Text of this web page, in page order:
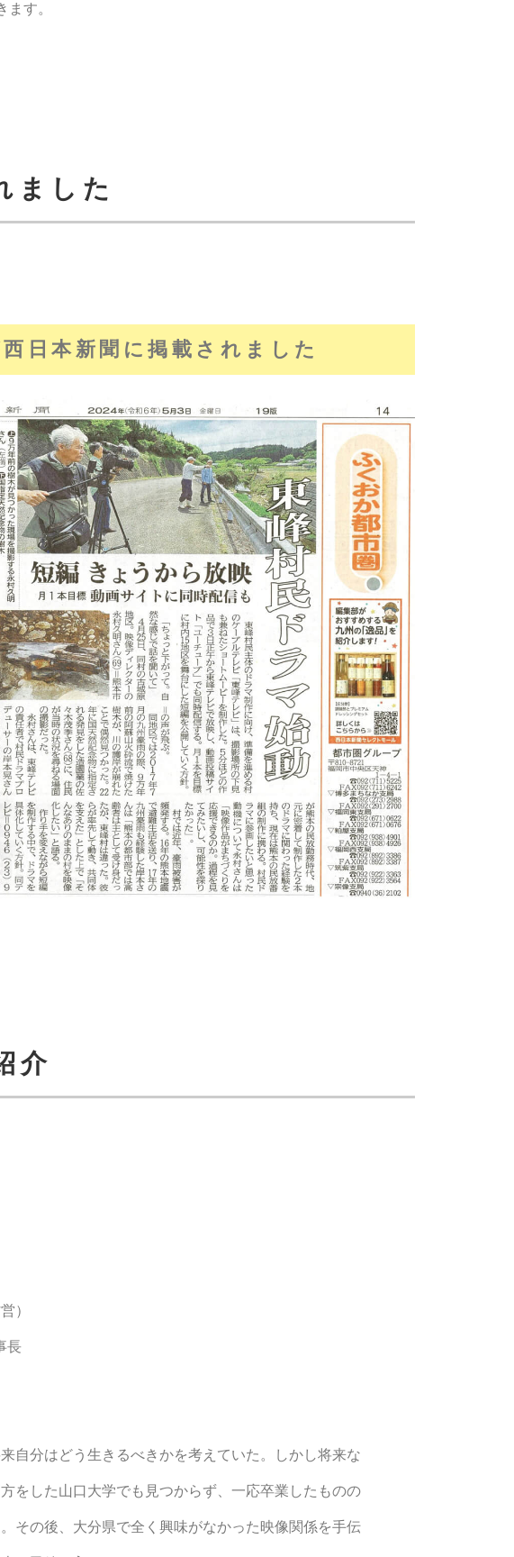
す。
ました
日本新聞に掲載されました
介
）
長
自分はどう生きるべきかを考えていた。しかし将来な
をした山口大学でも見つからず、一応卒業したものの
その後、大分県で全く興味がなかった映像関係を手伝